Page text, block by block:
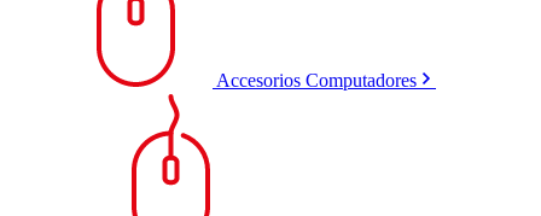
Accesorios Computadores